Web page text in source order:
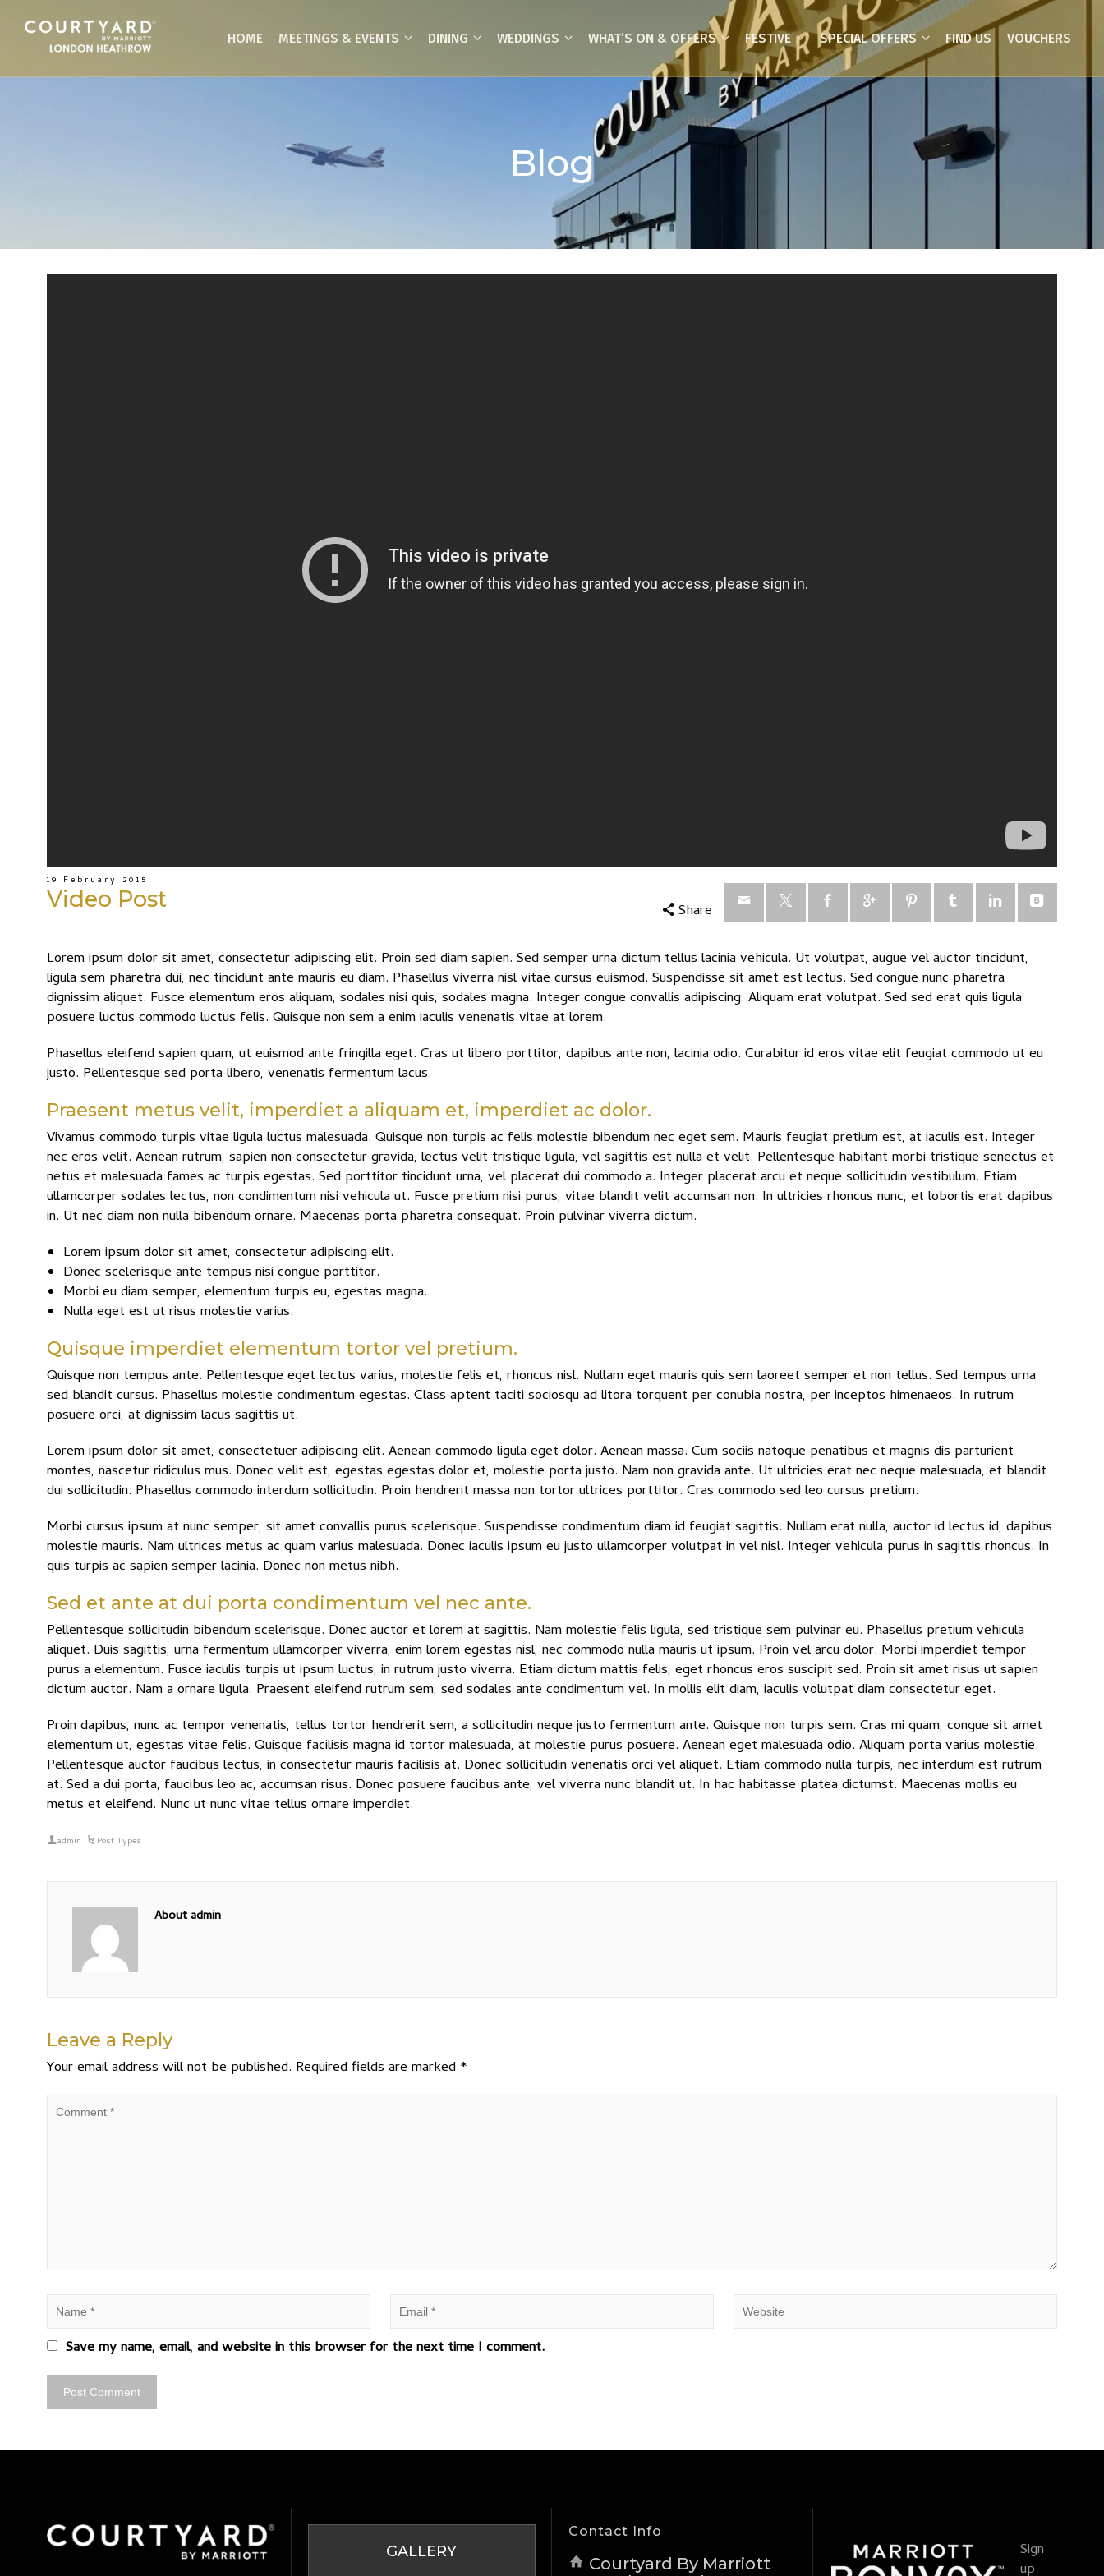
HOME MEETINGS & EVENTS DINING WEDDINGS WHAT’S ON & OFFERS FESTIVE SPECIAL OFFERS FIND US VOUCHERS
Blog
19 February 2015
Video Post Share
Lorem ipsum dolor sit amet, consectetur adipiscing elit. Proin sed diam sapien. Sed semper urna dictum tellus lacinia vehicula. Ut volutpat, augue vel auctor tincidunt,
ligula sem pharetra dui, nec tincidunt ante mauris eu diam. Phasellus viverra nisl vitae cursus euismod. Suspendisse sit amet est lectus. Sed congue nunc pharetra
dignissim aliquet. Fusce elementum eros aliquam, sodales nisi quis, sodales magna. Integer congue convallis adipiscing. Aliquam erat volutpat. Sed sed erat quis ligula
posuere luctus commodo luctus felis. Quisque non sem a enim iaculis venenatis vitae at lorem.
Phasellus eleifend sapien quam, ut euismod ante fringilla eget. Cras ut libero porttitor, dapibus ante non, lacinia odio. Curabitur id eros vitae elit feugiat commodo ut eu
justo. Pellentesque sed porta libero, venenatis fermentum lacus.
Praesent metus velit, imperdiet a aliquam et, imperdiet ac dolor.
Vivamus commodo turpis vitae ligula luctus malesuada. Quisque non turpis ac felis molestie bibendum nec eget sem. Mauris feugiat pretium est, at iaculis est. Integer
nec eros velit. Aenean rutrum, sapien non consectetur gravida, lectus velit tristique ligula, vel sagittis est nulla et velit. Pellentesque habitant morbi tristique senectus et
netus et malesuada fames ac turpis egestas. Sed porttitor tincidunt urna, vel placerat dui commodo a. Integer placerat arcu et neque sollicitudin vestibulum. Etiam
ullamcorper sodales lectus, non condimentum nisi vehicula ut. Fusce pretium nisi purus, vitae blandit velit accumsan non. In ultricies rhoncus nunc, et lobortis erat dapibus
in. Ut nec diam non nulla bibendum ornare. Maecenas porta pharetra consequat. Proin pulvinar viverra dictum.
Lorem ipsum dolor sit amet, consectetur adipiscing elit.
Donec scelerisque ante tempus nisi congue porttitor.
Morbi eu diam semper, elementum turpis eu, egestas magna.
Nulla eget est ut risus molestie varius.
Quisque imperdiet elementum tortor vel pretium.
Quisque non tempus ante. Pellentesque eget lectus varius, molestie felis et, rhoncus nisl. Nullam eget mauris quis sem laoreet semper et non tellus. Sed tempus urna
sed blandit cursus. Phasellus molestie condimentum egestas. Class aptent taciti sociosqu ad litora torquent per conubia nostra, per inceptos himenaeos. In rutrum
posuere orci, at dignissim lacus sagittis ut.
Lorem ipsum dolor sit amet, consectetuer adipiscing elit. Aenean commodo ligula eget dolor. Aenean massa. Cum sociis natoque penatibus et magnis dis parturient
montes, nascetur ridiculus mus. Donec velit est, egestas egestas dolor et, molestie porta justo. Nam non gravida ante. Ut ultricies erat nec neque malesuada, et blandit
dui sollicitudin. Phasellus commodo interdum sollicitudin. Proin hendrerit massa non tortor ultrices porttitor. Cras commodo sed leo cursus pretium.
Morbi cursus ipsum at nunc semper, sit amet convallis purus scelerisque. Suspendisse condimentum diam id feugiat sagittis. Nullam erat nulla, auctor id lectus id, dapibus
molestie mauris. Nam ultrices metus ac quam varius malesuada. Donec iaculis ipsum eu justo ullamcorper volutpat in vel nisl. Integer vehicula purus in sagittis rhoncus. In
quis turpis ac sapien semper lacinia. Donec non metus nibh.
Sed et ante at dui porta condimentum vel nec ante.
Pellentesque sollicitudin bibendum scelerisque. Donec auctor et lorem at sagittis. Nam molestie felis ligula, sed tristique sem pulvinar eu. Phasellus pretium vehicula
aliquet. Duis sagittis, urna fermentum ullamcorper viverra, enim lorem egestas nisl, nec commodo nulla mauris ut ipsum. Proin vel arcu dolor. Morbi imperdiet tempor
purus a elementum. Fusce iaculis turpis ut ipsum luctus, in rutrum justo viverra. Etiam dictum mattis felis, eget rhoncus eros suscipit sed. Proin sit amet risus ut sapien
dictum auctor. Nam a ornare ligula. Praesent eleifend rutrum sem, sed sodales ante condimentum vel. In mollis elit diam, iaculis volutpat diam consectetur eget.
Proin dapibus, nunc ac tempor venenatis, tellus tortor hendrerit sem, a sollicitudin neque justo fermentum ante. Quisque non turpis sem. Cras mi quam, congue sit amet
elementum ut, egestas vitae felis. Quisque facilisis magna id tortor malesuada, at molestie purus posuere. Aenean eget malesuada odio. Aliquam porta varius molestie.
Pellentesque auctor faucibus lectus, in consectetur mauris facilisis at. Donec sollicitudin venenatis orci vel aliquet. Etiam commodo nulla turpis, nec interdum est rutrum
at. Sed a dui porta, faucibus leo ac, accumsan risus. Donec posuere faucibus ante, vel viverra nunc blandit ut. In hac habitasse platea dictumst. Maecenas mollis eu
metus et eleifend. Nunc ut nunc vitae tellus ornare imperdiet.
admin Post Types
About admin
Leave a Reply
Your email address will not be published. Required fields are marked *
Save my name, email, and website in this browser for the next time I comment.
GALLERY
Contact Info
Courtyard By Marriott
Sign
up